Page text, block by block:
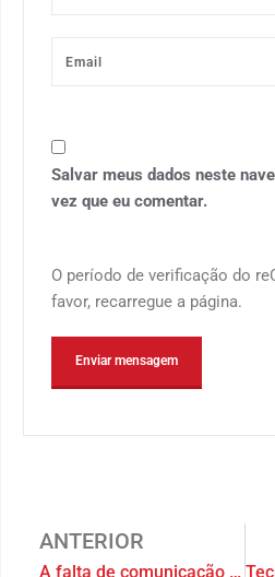
Salvar meus dados neste
vez que eu comentar.
O período de verificação do
favor, recarregue a página.
ANTERIOR
A falta de comunicação pode interferir na segurança?